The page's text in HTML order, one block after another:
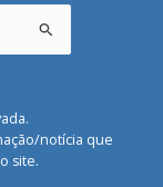
notícia que
site.